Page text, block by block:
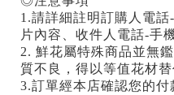
1.請詳細註明訂購人電
片內容、收件人電話-手
2. 鮮花屬特殊商品並無
質不良，得以等值花材替
3.訂單經本店確認您的付